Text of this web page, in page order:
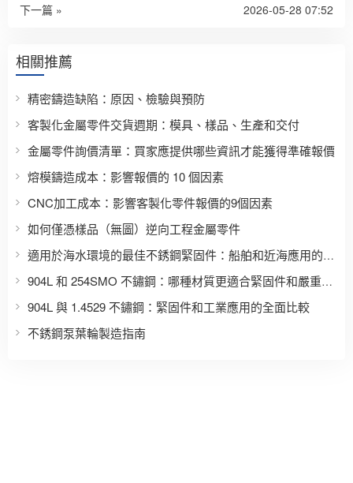
下一篇 » 2026-05-28 07:52
相關推薦
精密鑄造缺陷：原因、檢驗與預防
客製化金屬零件交貨週期：模具、樣品、生產和交付
金屬零件詢價清單：買家應提供哪些資訊才能獲得準確報價
熔模鑄造成本：影響報價的 10 個因素
CNC加工成本：影響客製化零件報價的9個因素
如何僅憑樣品（無圖）逆向工程金屬零件
適用於海水環境的最佳不銹鋼緊固件：船舶和近海應用的完整材料選擇指南
904L 和 254SMO 不鏽鋼：哪種材質更適合緊固件和嚴重腐蝕應用？
904L 與 1.4529 不鏽鋼：緊固件和工業應用的全面比較
不銹鋼泵葉輪製造指南